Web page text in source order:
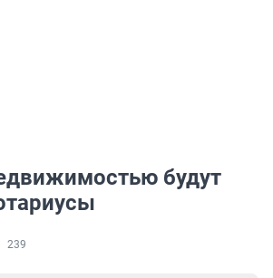
будут
239